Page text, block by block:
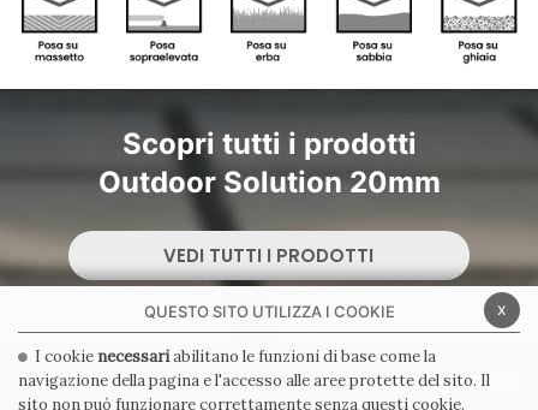
Scopri tutti i prodotti
Outdoor Solution 20mm
VEDI TUTTI I PRODOTTI
PRIVACY POLICY COOKIE POLICY
x
QUESTO SITO UTILIZZA I COOKIE
I cookie necessariabilitano le funzioni di base come la
navigazione della pagina e l'accesso alle aree protette del sito. Il
sito non può funzionare correttamente senza questi cookie.